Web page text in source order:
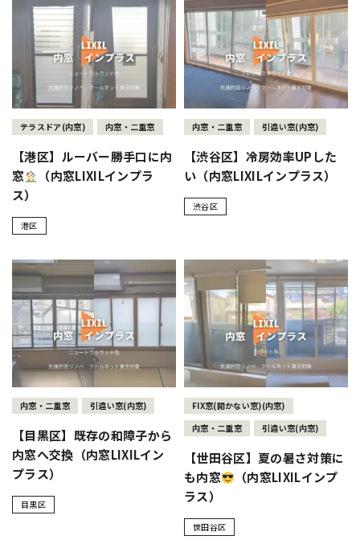
テラスドア(内窓) 内窓・二重窓
【港区】ルーバー勝手口に内
窓
（内窓LIXILインプラ
ス）
港区
内窓・二重窓 引違い窓(内窓)
【渋谷区】冷房効率UPした
い（内窓LIXILインプラス）
渋谷区
内窓・二重窓 引違い窓(内窓)
【目黒区】既存の和障子から
内窓へ交換（内窓LIXILイン
プラス）
目黒区
FIX窓(開かない窓)(内窓)
内窓・二重窓
引違い窓(内窓)
【世田谷区】夏の暑さ対策に
も内窓
（内窓LIXILインプ
ラス）
世田谷区